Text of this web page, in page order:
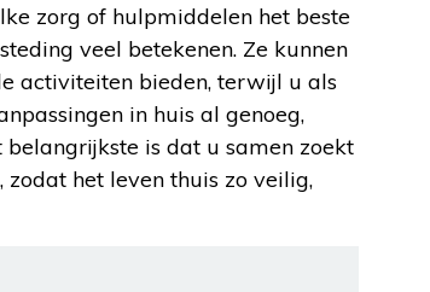
zorg of hulpmiddelen het beste
veel betekenen. Ze kunnen
activiteiten bieden, terwijl u als
in huis al genoeg,
is dat u samen zoekt
het leven thuis zo veilig,